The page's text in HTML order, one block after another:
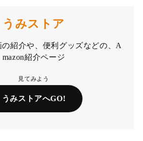
うみストア
紹介や、便利グッズなどの、A
mazon紹介ページ
見てみよう
うみストアへGO!